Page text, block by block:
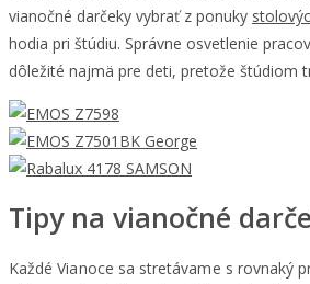
vianočné darčeky vybrať z ponuky
hodia pri štúdiu. Správne osvetlenie
dôležité najmä pre deti, pretože štúdiom
Tipy na vianočné
Každé Vianoce sa stretávame s rovnaký